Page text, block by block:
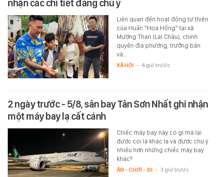
nhận các chi tiết đáng chú ý
Liên quan đến hoạt động từ thiện
của Huấn "Hoa Hồng" tại xã
Mường Than (Lai Châu), chính
quyền địa phương, trưởng bản
và…
XÃ HỘI - 4 giờ trước
2 ngày trước - 5/8, sân bay Tân Sơn Nhất ghi nhận
một máy bay lạ cất cánh
Chiếc máy bay này có gì mà lại
được coi là khác lạ và được chú ý
nhiều hơn những chiếc máy bay
khác?
ĂN - CHƠI - ĐI - 3 giờ trước